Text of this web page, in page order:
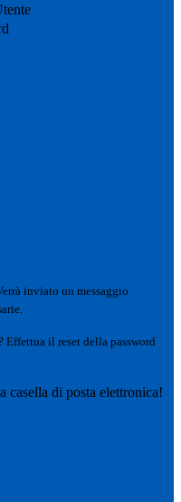
inviato un messaggio
Effettua il reset della password
casella di posta elettronica!